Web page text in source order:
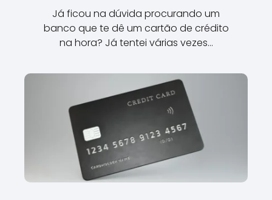
Já ficou na dúvida procurando um
banco que te dê um cartão de crédito
na hora? Já tentei várias vezes…